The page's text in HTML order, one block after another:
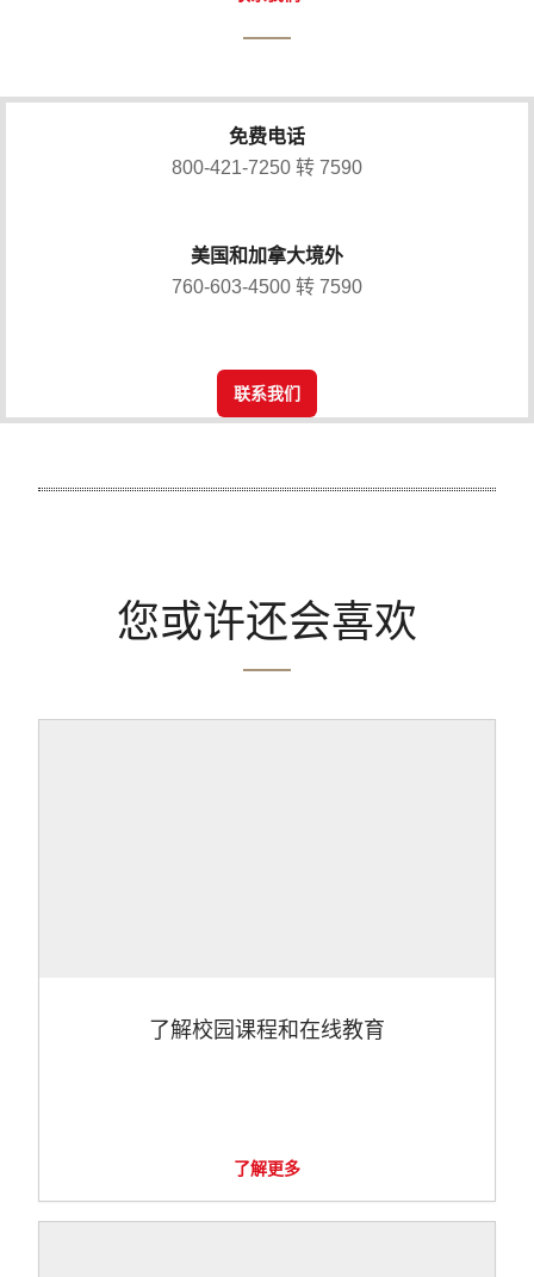
免费电话
800-421-7250 转 7590
美国和加拿大境外
760-603-4500 转 7590
联系我们
您或许还会喜欢
了解校园课程和在线教育
了解更多